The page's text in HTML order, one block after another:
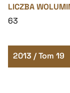
LICZBA
63
2013 / Tom 19